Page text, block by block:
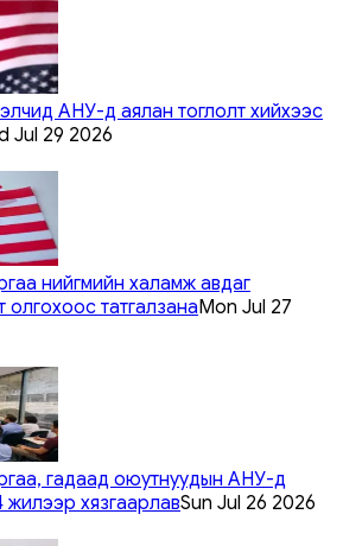
АНУ-д аялан тоглолт хийхээс
Jul 29 2026
нийгмийн халамж авдаг
олгохоос татгалзанаMon Jul 27
гадаад оюутнуудын АНУ-д
жилээр хязгаарлавSun Jul 26 2026